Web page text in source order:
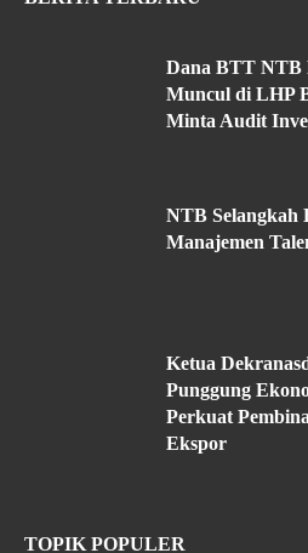
Dana BTT NTB
Muncul di LHP
Minta Audit
NTB Selangkah
Manajemen
Ketua
Punggung
Perkuat
Ekspor
TOPIK POPULER